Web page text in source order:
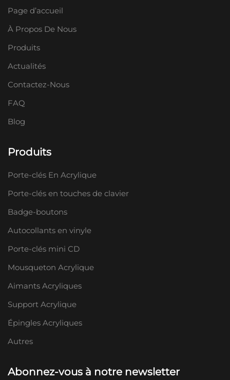
Page d’accueil
À Propos De Nous
Produits
Actualités
Contactez-Nous
FAQ
Blog
Produits
Porte-clés En Acrylique
Porte-clés en touches de clavier
Badge-boutons
Autocollants en vinyle
Porte-clés mini CD
Mousqueton Acrylique
Aimants Acryliques
Support Acrylique
Épingles Acryliques
Autres
Abonnez-vous à notre newsletter